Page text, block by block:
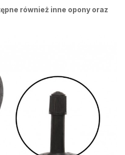
również inne opony oraz